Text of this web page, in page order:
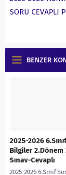
SORU CEVAPLI
BENZER
2025-2026
Bilgiler 2.Dönem
Sınav-Cevaplı
2025-2026 6.Sınıf